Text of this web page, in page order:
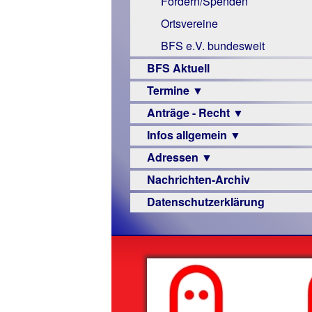
Links
Ortsvereine
BFS e.V. bundesweit
BFS Aktuell
Termine ▼
Veranstaltungsprogramme
Anträge - Recht ▼
Archiv
Urteile
Infos allgemein ▼
Sehbehinderung
Frühförderung
Schule
–
Beruf
Senioren
Hilfsmittel
Adressen ▼
Augenoptiker
Berufsbildungswerke
Hörbüchereien
Reha-
Nachrichten-Archiv
Datenschutzerklärung